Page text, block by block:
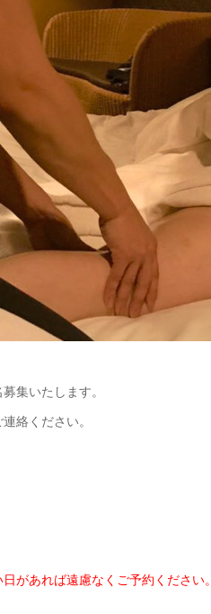
集いたします。
絡ください。
があれば遠慮なくご予約ください。